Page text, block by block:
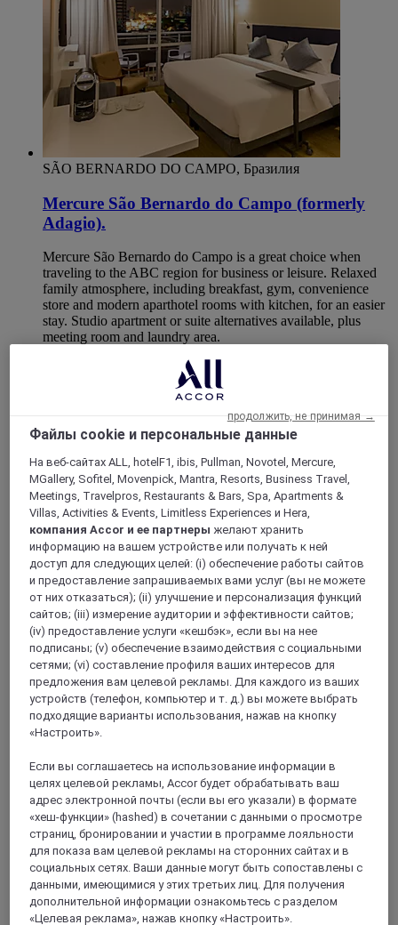
SÃO BERNARDO DO CAMPO, Бразилия
Mercure São Bernardo do Campo (formerly
Adagio).
Mercure São Bernardo do Campo is a great choice when
traveling to the ABC region for business or leisure. Relaxed
family atmosphere, including breakfast, gym, convenience
store and modern aparthotel rooms with kitchen, for an easier
stay. Studio apartment or suite alternatives available, plus
meeting room and laundry area.
Rated 4,2 of 5
SAO CAETANO DO SUL, Бразилия
Mercure Sao Caetano do Sul
For business or leisure, Mercure São Caetano do Sul is
available to everyone. Modern and tastefully decorated rooms
with American cuisine options. including air conditioning and
WiFi. Breakfast and haute cuisine served at the Bonjardim
restaurant, with the business center and 7 function rooms an
option for professional occasions. Relax at the Fitness Center
4,2/5Rated 4,2 of 5
Файлы cookie и персональные данные
На веб-сайтах ALL, hotelF1, ibis, Pullman, Novotel, Mercure,
MGallery, Sofitel, Movenpick, Mantra, Resorts, Business Travel,
Meetings, Travelpros, Restaurants & Bars, Spa, Apartments &
Villas, Activities & Events, Limitless Experiences и Hera,
компания Accor и ее партнеры желают хранить
информацию на вашем устройстве или получать к ней
доступ для следующих целей: (i) обеспечение работы сайтов
и предоставление запрашиваемых вами услуг (вы не можете
от них отказаться); (ii) улучшение и персонализация функций
сайтов; (iii) измерение аудитории и эффективности сайтов;
(iv) предоставление услуги «кешбэк», если вы на нее
подписаны; (v) обеспечение взаимодействия с социальными
сетями; (vi) составление профиля ваших интересов для
предложения вам целевой рекламы. Для каждого из ваших
устройств (телефон, компьютер и т. д.) вы можете выбрать
подходящие варианты использования, нажав на кнопку
«Настроить».
Если вы соглашаетесь на использование информации в
целях целевой рекламы, Accor будет обрабатывать ваш
адрес электронной почты (если вы его указали) в формате
«хеш-функции» (hashed) в сочетании с данными о просмотре
страниц, бронировании и участии в программе лояльности
для показа вам целевой рекламы на сторонних сайтах и в
социальных сетях. Ваши данные могут быть сопоставлены с
данными, имеющимися у этих третьих лиц. Для получения
дополнительной информации ознакомьтесь с разделом
«Целевая реклама», нажав кнопку «Настроить».
продолжить, не принимая →